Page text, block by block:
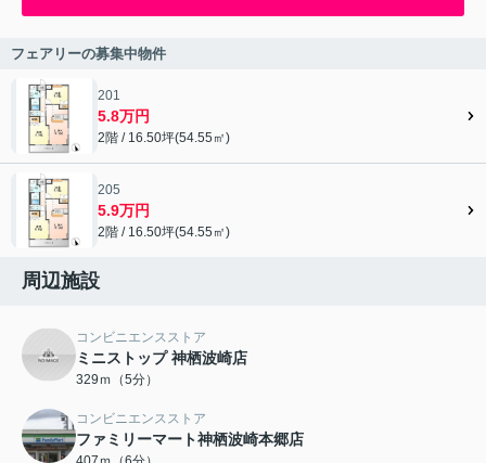
フェアリーの募集中物件
201
5.8万円
2階 / 16.50坪(54.55㎡)
205
5.9万円
2階 / 16.50坪(54.55㎡)
周辺施設
コンビニエンスストア
ミニストップ 神栖波崎店
329ｍ（5分）
コンビニエンスストア
ファミリーマート神栖波崎本郷店